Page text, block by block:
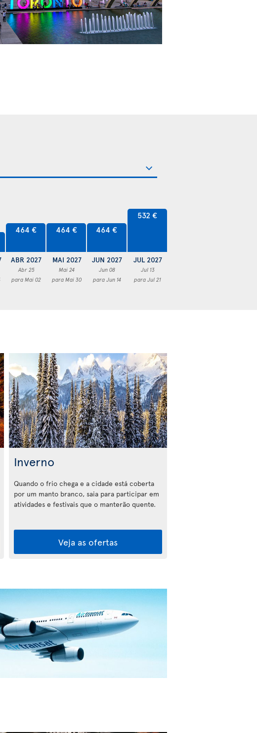
464 €
ABR 2027
Abr 25
para Mai 02
464 €
MAI 2027
Mai 24
para Mai 30
464 €
JUN 2027
Jun 08
para Jun 14
532 €
JUL 2027
Jul 13
para Jul 21
Inverno
Quando o frio chega e a cidade está coberta
por um manto branco, saia para participar em
atividades e festivais que o manterão quente.
Veja as ofertas